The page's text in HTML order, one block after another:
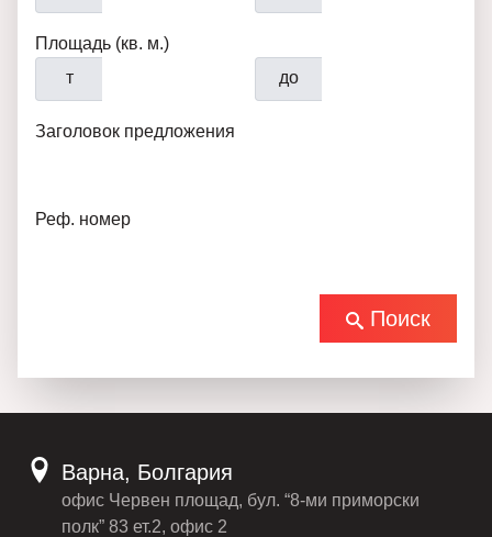
Площадь (кв. м.)
т
до
Заголовок предложения
Реф. номер
Поиск
Варна, Болгария
офис Червен площад, бул. “8-ми приморски
полк” 83 ет.2, офис 2